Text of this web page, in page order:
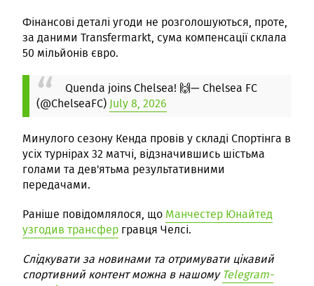
Фінансові деталі угоди не розголошуються, проте,
за даними Transfermarkt, сума компенсації склала
50 мільйонів євро.
Quenda joins Chelsea! 🙌— Chelsea FC
(@ChelseaFC)July 8, 2026
Минулого сезону Кенда провів у складі Спортінга в
усіх турнірах 32 матчі, відзначившись шістьма
голами та дев'ятьма результативними
передачами.
Раніше повідомлялося, що Манчестер Юнайтед
узгодив трансфер гравця Челсі.
Слідкувати за новинами та отримувати цікавий
спортивний контент можна в нашомуTelegram-